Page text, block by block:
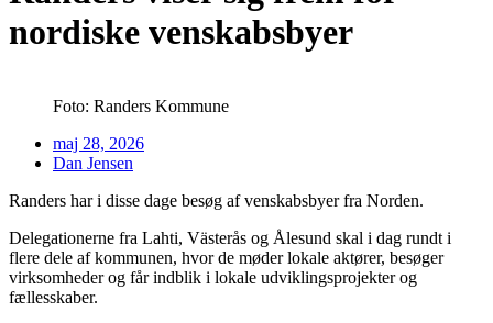
nordiske venskabsbyer
Foto: Randers Kommune
maj 28, 2026
Dan Jensen
Randers har i disse dage besøg af venskabsbyer fra Norden.
Delegationerne fra Lahti, Västerås og Ålesund skal i dag rundt i
flere dele af kommunen, hvor de møder lokale aktører, besøger
virksomheder og får indblik i lokale udviklingsprojekter og
fællesskaber.